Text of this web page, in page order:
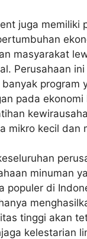
juga memiliki
masyarakat
Perusahaan
program
pada ekonomi
mikro kecil dan
minuman
populer di
tinggi akan
kelestarian